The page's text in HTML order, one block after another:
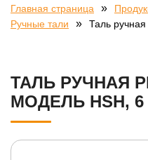
Главная страница »
Ручные тали » Таль
ТАЛЬ РУЧНАЯ
МОДЕЛЬ HSH,